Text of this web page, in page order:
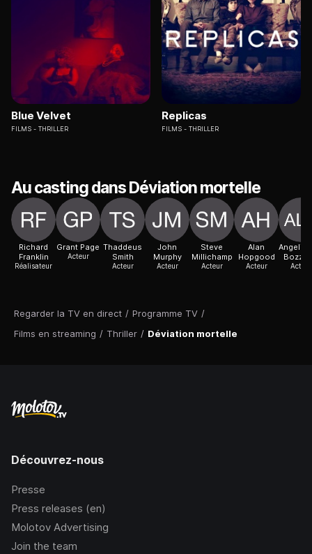
Regarder la TV en direct / Programme TV /
Films en streaming / Thriller / Déviation mortelle
Blue Velvet
FILMS THRILLER
Replicas
FILMS THRILLER
Au casting dans Déviation mortelle
Richard
Franklin
Réalisateur
Grant Page
Acteur
Thaddeus
Smith
Acteur
John
Murphy
Acteur
Steve
Millichamp
Acteur
Alan
Hopgood
Acteur Acteur
Découvrez-nous
Presse
Press releases (en)
Molotov Advertising
Join the team